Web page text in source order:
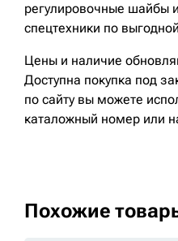
регулировочные шайбы
спецтехники по
Цены и наличие
Доступна покупка под
по сайту вы можете
каталожный номер или
Похожие